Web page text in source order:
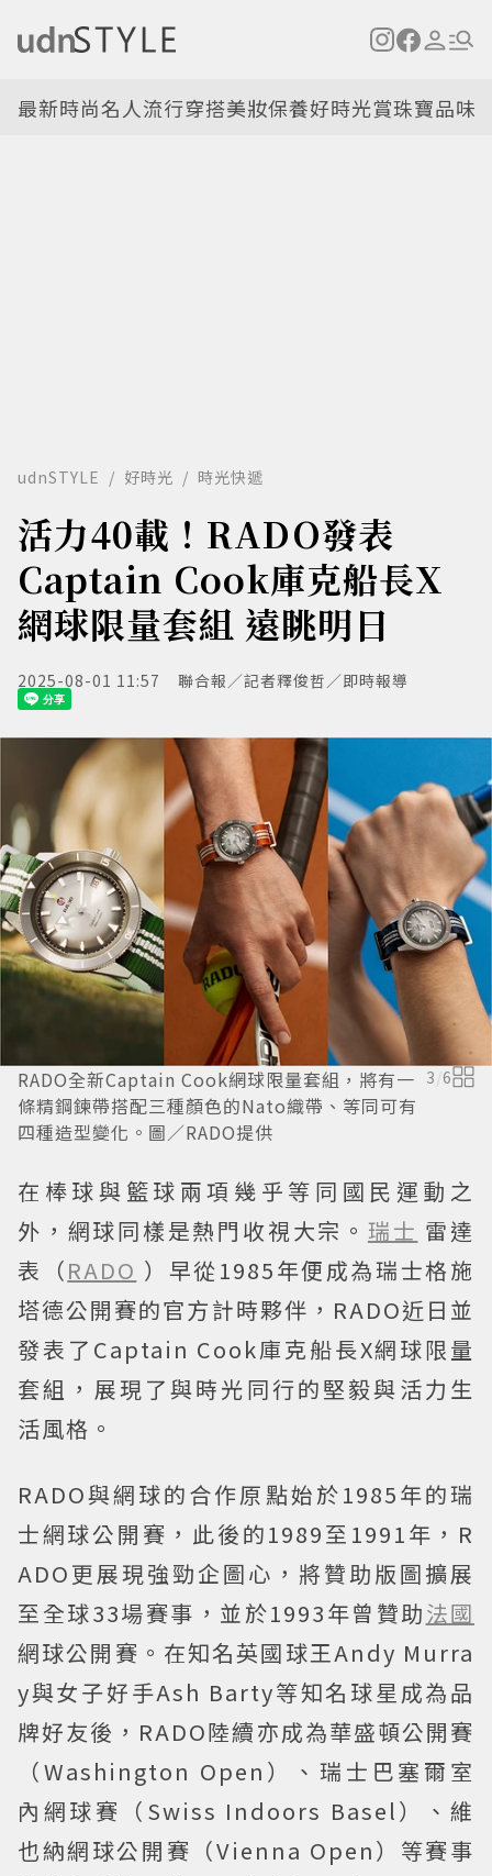
最新時尚名人流行穿搭美妝保養好時光賞珠寶品味
udnSTYLE 好時光 時光快遞
活力40載！RADO發表
Captain Cook庫克船長X
網球限量套組 遠眺明日
2025-08-01 11:57 聯合報／記者釋俊哲／即時報導
RADO全新Captain Cook網球限量套組，將有一
條精鋼鍊帶搭配三種顏色的Nato織帶、等同可有
四種造型變化。圖／RADO提供
3 /6
在棒球與籃球兩項幾乎等同國民運動之
外，網球同樣是熱門收視大宗。 瑞士 雷達
表（RADO ）早從1985年便成為瑞士格施
塔德公開賽的官方計時夥伴，RADO近日並
發表了Captain Cook庫克船長X網球限量
套組，展現了與時光同行的堅毅與活力生
活風格。
RADO與網球的合作原點始於1985年的瑞
士網球公開賽，此後的1989至1991年，R
ADO更展現強勁企圖心，將贊助版圖擴展
至全球33場賽事，並於1993年曾贊助法國
網球公開賽。在知名英國球王Andy Murra
y與女子好手Ash Barty等知名球星成為品
牌好友後，RADO陸續亦成為華盛頓公開賽
（Washington Open）、瑞士巴塞爾室
內網球賽（Swiss Indoors Basel）、維
也納網球公開賽（Vienna Open）等賽事